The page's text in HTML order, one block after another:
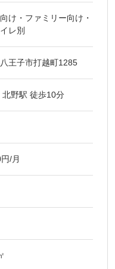
け・ファミリー向け・
レ別
王子市打越町1285
北野駅 徒歩10分
/月